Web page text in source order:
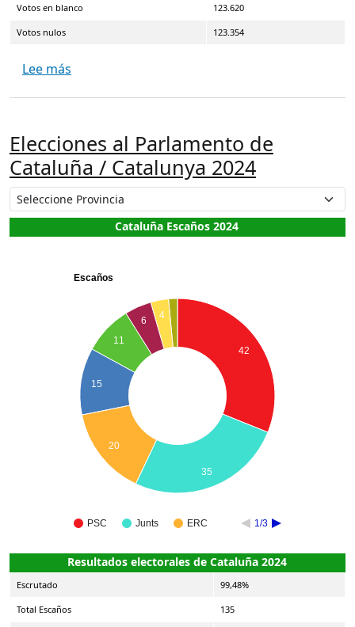
Votos en blanco 123.620
Votos nulos 123.354
Lee más
Elecciones al Parlamento de
Cataluña / Catalunya 2024
Cataluña Escaños 2024
Escaños
PSC Junts ERC 1/3
42
4
6
11
15
20
35
Resultados electorales de Cataluña 2024
Escrutado 99,48%
Total Escaños 135